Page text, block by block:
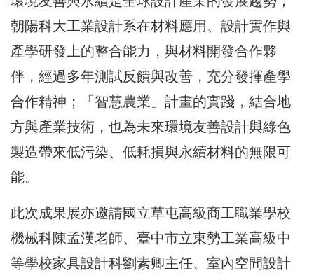
朝陽科大工業設計系在材料應用、設計實作與
產學研發上的整合能力，與材料開發合作夥
伴，經過多年測試反饋與改善，充分發揮產學
合作精神；「智慧農業」計畫的實踐，結合地
方與產業技術，也為未來環境友善設計與綠色
製造帶來低污染、低耗損與永續材料的無限可
能。
此次成果展亦邀請國立草屯高級商工職業學校
機械科陳孟漢老師、臺中市立東勢工業高級中
等學校家具設計科劉素卿主任、室內空間設計